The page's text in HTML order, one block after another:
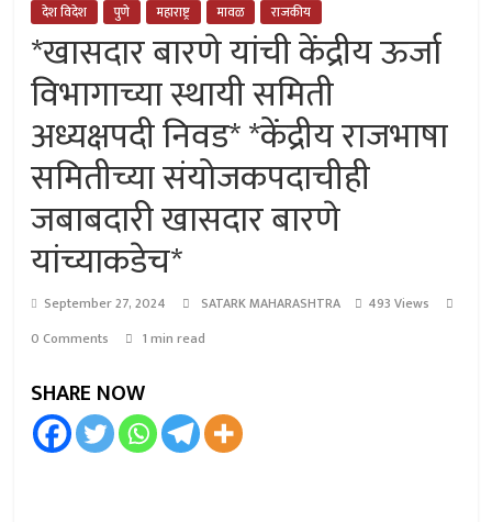
देश विदेश पुणे महाराष्ट्र मावळ राजकीय
*खासदार बारणे यांची केंद्रीय ऊर्जा
विभागाच्या स्थायी समिती
अध्यक्षपदी निवड* *केंद्रीय राजभाषा
समितीच्या संयोजकपदाचीही
जबाबदारी खासदार बारणे
यांच्याकडेच*
September 27, 2024 SATARK MAHARASHTRA
493 Views
0 Comments
1 min read
SHARE NOW